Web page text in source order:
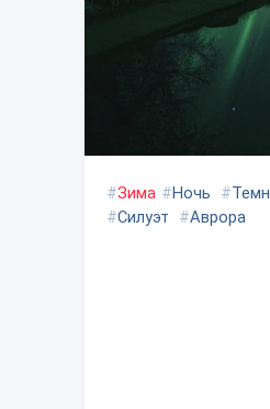
#Зима #Ночь #
#Силуэт #Аврора